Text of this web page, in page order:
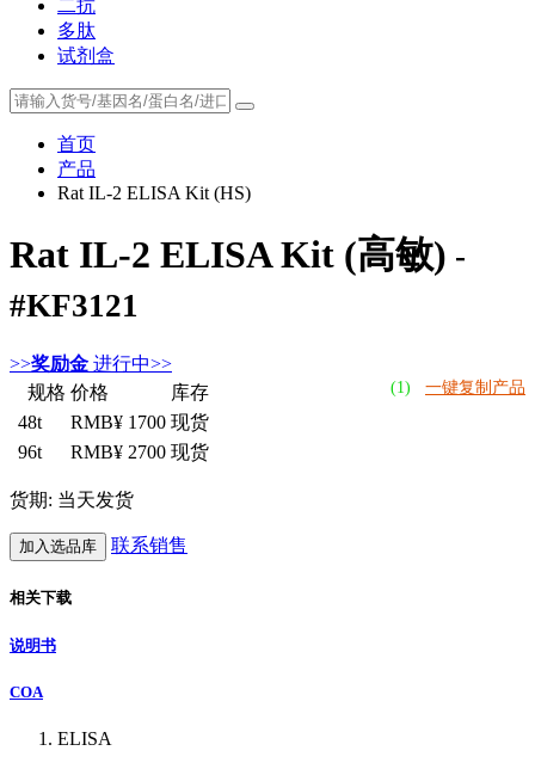
二抗
多肽
试剂盒
首页
产品
Rat IL-2 ELISA Kit (HS)
Rat IL-2 ELISA Kit (高敏) -
#KF3121
>>奖励金 进行中>>
(1) 一键复制产品
规格 价格
库存
48t
RMB¥ 1700 现货
96t
RMB¥ 2700 现货
货期: 当天发货
加入选品库 联系销售
相关下载
说明书
COA
ELISA